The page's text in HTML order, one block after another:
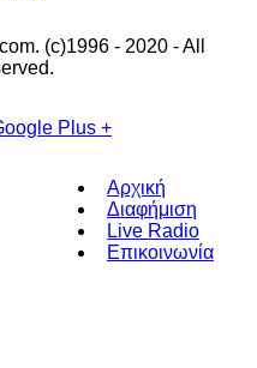
(c)1996 - 2020 - All
Plus +
Αρχική
Διαφήμιση
Live Radio
Επικοινωνία